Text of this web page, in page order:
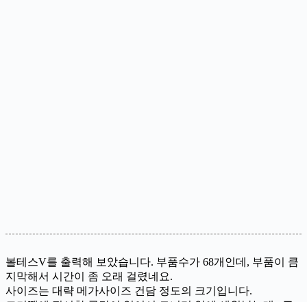
볼테스V를 출력해 보았습니다. 부품수가 68개인데, 부품이 큼
지막해서 시간이 좀 오래 걸렸네요.
사이즈는 대략 메가사이즈 건담 정도의 크기입니다.